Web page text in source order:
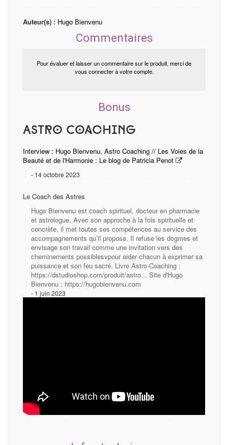
Auteur(s) : Hugo Bienvenu
Commentaires
Pour évaluer et laisser un commentaire sur le produit, merci de
vous connecter à votre compte.
Bonus
Astro Coaching
Interview : Hugo Bienvenu, Astro Coaching // Les Voies de la
Beauté et de l'Harmonie : Le blog de Patricia Penot
14 octobre 2023
Le Coach des Astres
Hugo Bienvenu est coach spirituel, docteur en pharmacie
et astrologue. Avec son approche à la fois spirituelle et
concrète, il met toutes ses compétences au service des
accompagnements qu’il propose. Il refuse les dogmes et
envisage son travail comme une invitation vers des
cheminements possiblesvpour aider chacun à exprimer sa
puissance et son feu sacré. Livre Astro-Coaching :
https://dstudioshop.com/produit/astro... Site d'Hugo
Bienvenu : https://hugobienvenu.com
1 juin 2023